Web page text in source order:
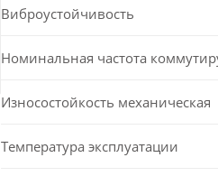
Виброустойчивость
Номинальная частота
Износостойкость механическая
Температура эксплуатации